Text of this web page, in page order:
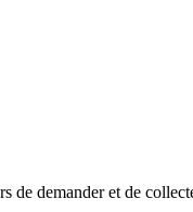
demander et de